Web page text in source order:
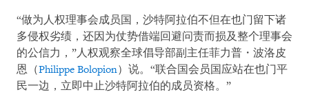
“做为人权理事会成员国，沙特阿拉伯不但在也门留下诸
多侵权劣绩，还因为仗势借端回避问责而损及整个理事会
的公信力，”人权观察全球倡导部副主任菲力普・波洛皮
恩（Philippe Bolopion）说。“联合国会员国应站在也门平
民一边，立即中止沙特阿拉伯的成员资格。”